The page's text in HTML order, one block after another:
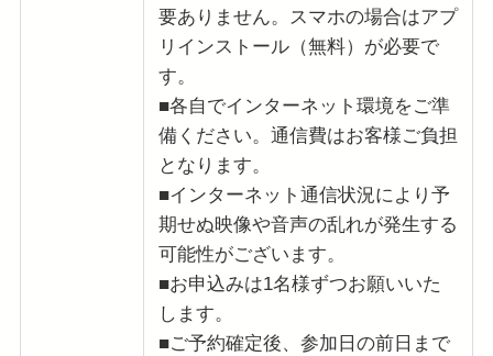
要ありません。スマホの場合はアプ
リインストール（無料）が必要で
す。
■各自でインターネット環境をご準
備ください。通信費はお客様ご負担
となります。
■インターネット通信状況により予
期せぬ映像や音声の乱れが発生する
可能性がございます。
■お申込みは1名様ずつお願いいた
します。
■ご予約確定後、参加日の前日まで